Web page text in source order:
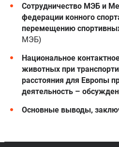
Сотрудничество МЭБ и
федерации конного
перемещению
МЭБ)
Национальное
животных при
расстояния для Европы
деятельность –
Основные выводы,